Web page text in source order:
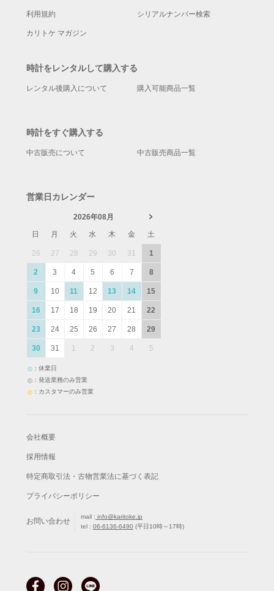
利用規約 シリアルナンバー検索
カリトケ マガジン
時計をレンタルして購入する
レンタル後購入について 購入可能商品一覧
時計をすぐ購入する
中古販売について 中古販売商品一覧
営業日カレンダー
2026年08月
日
月 火 水 木 金 土
26 27 28 29 30 31 1
2 3 4 5 6 7 8
9 10 11 12 13 14 15
16 17 18 19 20 21 22
23 24 25 26 27 28 29
30 31 1 2 3 4 5
：休業日
：発送業務のみ営業
：カスタマーのみ営業
会社概要
採用情報
特定商取引法・古物営業法に基づく表記
プライバシーポリシー
お問い合わせ
mail : info@karitoke.jp
tel : 06-6136-6490 (平日10時～17時)